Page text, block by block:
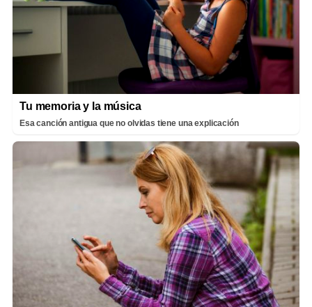
Tu memoria y la música
Esa canción antigua que no olvidas tiene una explicación